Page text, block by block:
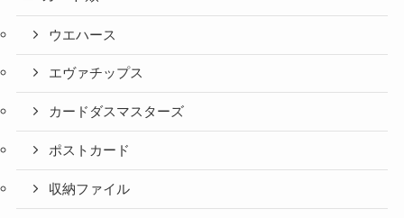
ウエハース
エヴァチップス
カードダスマスターズ
ポストカード
収納ファイル